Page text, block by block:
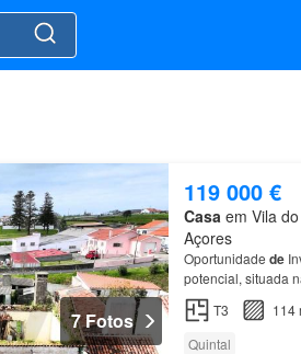
7 Fotos
119 000 €
Casaem Vila do
Açores
Oportunidade de
potencial, situada
Preço
venda:
T3
114
Quintal